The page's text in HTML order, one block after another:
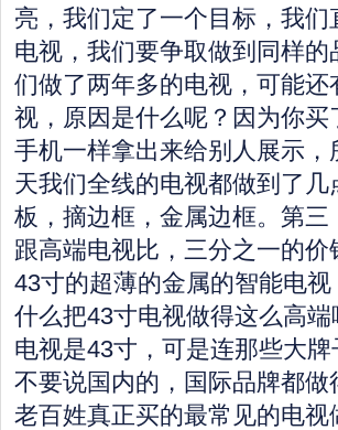
亮，我们定了一个目标，我
电视，我们要争取做到同样
们做了两年多的电视，可能
视，原因是什么呢？因为你
手机一样拿出来给别人展示
天我们全线的电视都做到了
板，摘边框，金属边框。第
跟高端电视比，三分之一的
43寸的超薄的金属的智能电
什么把43寸电视做得这么高
电视是43寸，可是连那些大
不要说国内的，国际品牌都
老百姓真正买的最常见的电